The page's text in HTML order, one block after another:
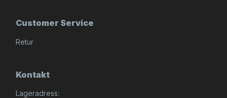
Customer Service
Retur
Kontakt
Lageradress: